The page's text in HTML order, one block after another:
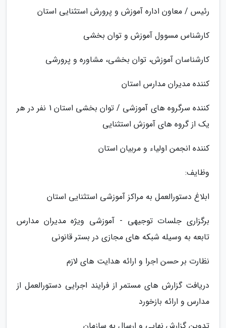
رئیس / معاون اداره آموزش و پرورش استثنایی استان
کارشناس مسوول آموزش و توان بخشی
کارشناسان آموزش، توان بخشی، مشاوره و پرورشی
کننده مدیران مدارس استان
کننده سرگروه های آموزشی / توان بخشی استان 1 نفر در هر
یک از گروه های آموزش استثنایی
کننده انجمن اولیاء و مربیان استان
وظایف:
ابلاغ دستورالعمل به مراکز آموزشی استثنایی استان
برگزاری جلسات توجیهی - آموزشی ویژه مدیران مدارس
تابعه به وسیله شبکه های مجازی در بستر قانونی
نظارت بر حسن اجرا و ارائه هدایت های لازم
دریافت گزارش های مستمر از فرایند اجرایی دستورالعمل از
مدارس و ارائه بازخورد